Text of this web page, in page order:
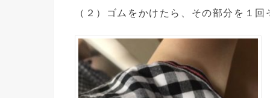
（２）ゴムをかけたら、その部分を１回